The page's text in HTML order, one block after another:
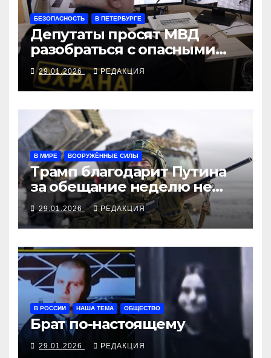
БЕЗОПАСНОСТЬ В ПЕТЕРБУРГЕ
Депутаты просят МВД
разобраться с опасными
ЧОПами
29.01.2026 РЕДАКЦИЯ
В МИРЕ ВООРУЖЁННЫЕ СИЛЫ
Трамп благодарит Путина
за обещание неделю не
громить
29.01.2026 РЕДАКЦИЯ
В РОССИИ НАША ТЕМА ОБЩЕСТВО
Брат по-настоящему
29.01.2026 РЕДАКЦИЯ